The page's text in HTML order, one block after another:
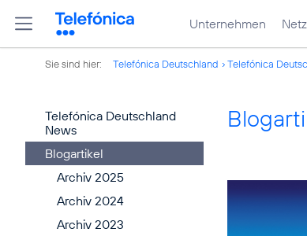
Unternehmen
Sie sind hier: Telefónica Deutschland Telefónica
Telefónica Deutschland
News
Blogartikel
Archiv 2025
Archiv 2024
Archiv 2023